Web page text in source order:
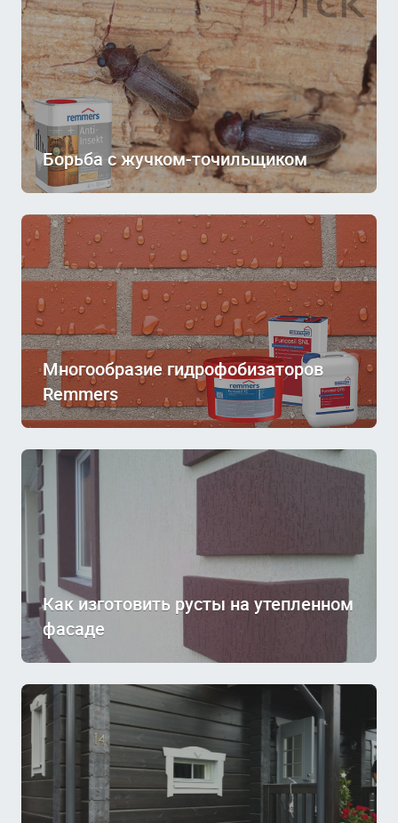
Борьба с жучком-точильщиком
Многообразие гидрофобизаторов
Remmers
Как изготовить русты на утепленном
фасаде